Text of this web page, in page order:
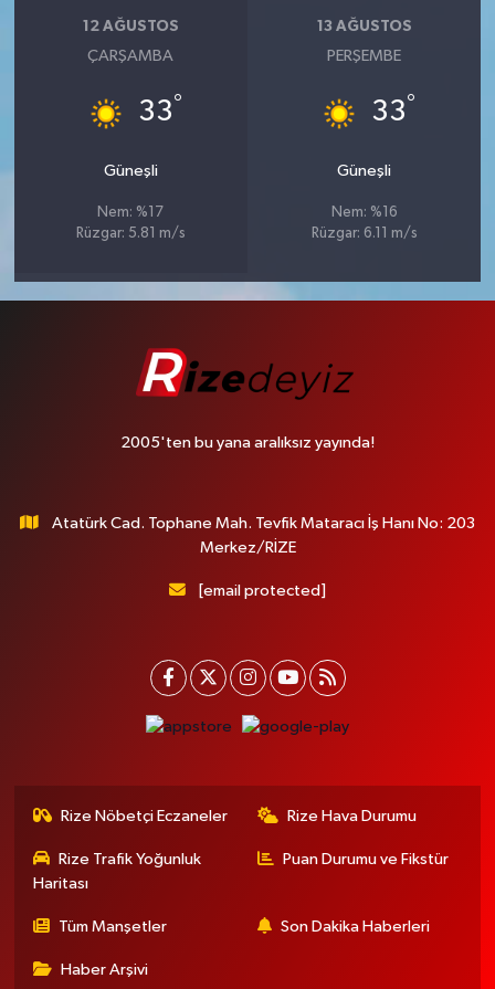
12 AĞUSTOS
ÇARŞAMBA
33°
Güneşli
Nem: %17
Rüzgar: 5.81 m/s
13 AĞUSTOS
PERŞEMBE
33°
Güneşli
Nem: %16
Rüzgar: 6.11 m/s
2005'ten bu yana aralıksız yayında!
Atatürk Cad. Tophane Mah. Tevfik Mataracı İş Hanı No: 203
Merkez/RİZE
[email protected]
Rize Nöbetçi Eczaneler Rize Hava Durumu
Rize Trafik Yoğunluk
Haritası
Puan Durumu ve Fikstür
Tüm Manşetler Son Dakika Haberleri
Haber Arşivi